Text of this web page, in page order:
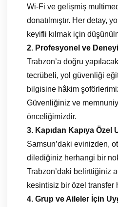
Wi-Fi ve gelişmiş
donatılmıştır. Her detay,
keyifli kılmak için
2. Profesyonel ve
Trabzon’a doğru
tecrübeli, yol güvenliği
bilgisine hâkim
Güvenliğiniz ve
önceliğimizdir.
3. Kapıdan Kapıya Özel
Samsun’daki evinizden,
dilediğiniz herhangi bir
Trabzon’daki belirttiğiniz
kesintisiz bir özel transfer
4. Grup ve Aileler İçin